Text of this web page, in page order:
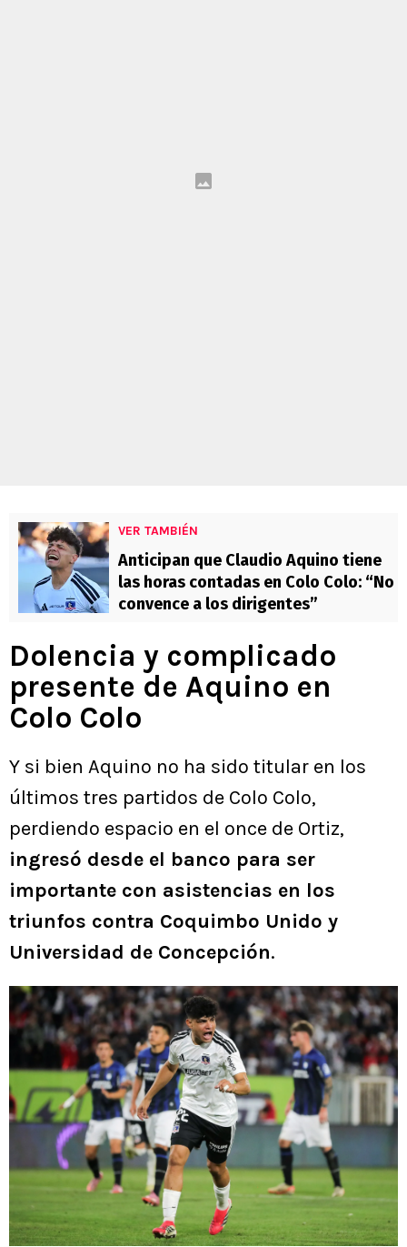
VER TAMBIÉN
Anticipan que Claudio Aquino tiene
las horas contadas en Colo Colo: “No
convence a los dirigentes”
Dolencia y complicado
presente de Aquino en
Colo Colo
Y si bien Aquino no ha sido titular en los
últimos tres partidos de Colo Colo,
perdiendo espacio en el once de Ortiz,
ingresó desde el banco para ser
importante con asistencias en los
triunfos contra Coquimbo Unido y
Universidad de Concepción.